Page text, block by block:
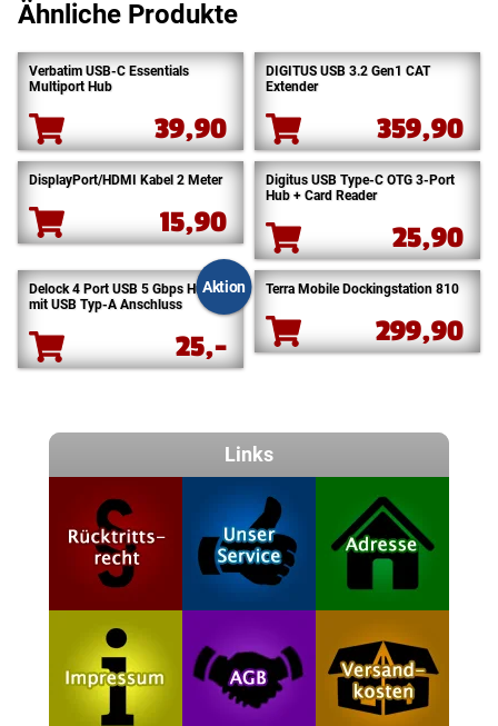
Ähnliche Produkte
Verbatim USB-C Essentials
Multiport Hub
39,90
DIGITUS USB 3.2 Gen1 CAT
Extender
359,90
DisplayPort/HDMI Kabel 2 Meter
15,90
Digitus USB Type-C OTG 3-Port
Hub + Card Reader
25,90
Aktion
Delock 4 Port USB 5 Gbps Hub
mit USB Typ-A Anschluss
25,-
Terra Mobile Dockingstation 810
299,90
Links